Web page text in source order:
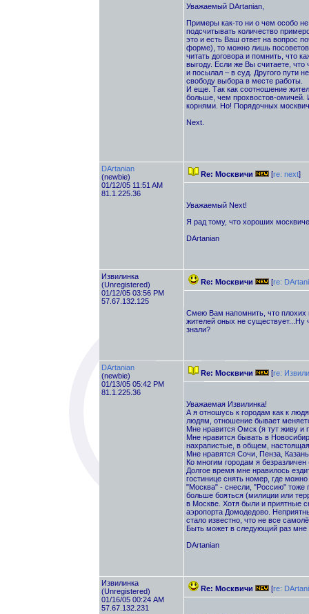
Уважаемый DArtanian,
Примеры как-то ни о чем особо
подсчитывать количество
это и есть Ваш ответ на вопрос
форме), то можно лишь
читать договора и помнить, что
выгоду. Если же Вы считаете,
и посылал – в суд. Другого пути
свободу выбора в месте работы.
И еще. Так как соотношение
больше, чем прохвостов-омичей.
корнями. Но! Порядочных
Next.
DArtanian
(newbie)
01/12/05 11:51 AM
81.1.225.36
Re: Москвичи [re: next]
Уважаемый Next!
Я рад тому, что хороших
DArtanian
Извилинка
(Unregistered)
01/12/05 03:56 PM
57.67.132.125
Re: Москвичи [re:
Смею Вам напомнить, что плохих
жителей оных не существует...Ну
знали?
DArtanian
(newbie)
01/13/05 05:42 PM
81.1.225.36
Re: Москвичи [re:
Уважаемая Извилинка!
А я отношусь к городам как к
людям, отношение бывает
Мне нравится Омск (я тут живу и
Мне нравится бывать в
нахрапистые, в общем,
Мне нравятся Сочи, Пенза,
Ко многим городам я
Долгое время мне нравилось
гостинице снять номер, где
"Москва" - снесли, "Россию" тоже
больше бояться (милиции или
в Москве. Хотя были и приятные
аэропорта Домодедово.
стало известно, что не все
Быть может в следующий раз мне
DArtanian
Извилинка
(Unregistered)
01/16/05 00:24 AM
57.67.132.231
Re: Москвичи [re: